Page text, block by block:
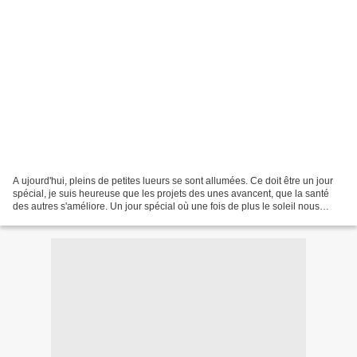
A ujourd'hui, pleins de petites lueurs se sont allumées. Ce doit être un jour
spécial, je suis heureuse que les projets des unes avancent, que la santé
des autres s'améliore. Un jour spécial où une fois de plus le soleil nous